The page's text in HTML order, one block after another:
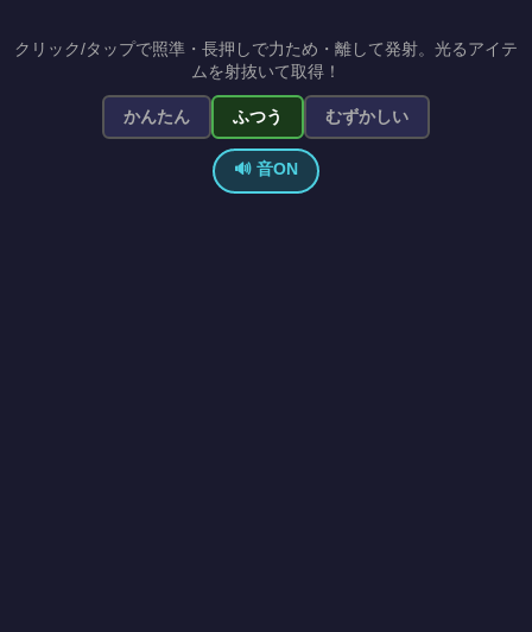
クリック/タップで照準・長押しで力ため・離して発射。光るアイテ
ムを射抜いて取得！
かんたん ふつう むずかしい
🔊 音ON